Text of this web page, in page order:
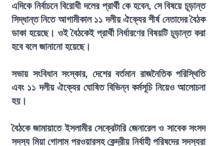
এদিকে নির্বাচনে বিরোধী দলের প্রার্থী কে হবেন, সে বিষয়ে চূড়ান্ত
সিদ্ধান্ত নিতে আগামীকাল ১১ দলীয় ঐক্যের শীর্ষ নেতাদের বৈঠক
ডাকা হয়েছে। ওই বৈঠকেই প্রার্থী নির্ধারণের বিষয়টি চূড়ান্ত করা
হবে বলে জানানো হয়েছে।
সভায় সংবিধান সংস্কার, দেশের বর্তমান রাজনৈতিক পরিস্থিতি
এবং ১১ দলীয় ঐক্যের ঘোষিত বিভিন্ন কর্মসূচি নিয়েও আলোচনা
হয়।
বৈঠকে জামায়াতে ইসলামীর সেক্রেটারি জেনারেল ও সাবেক সংসদ
সদস্য মিয়া গোলাম পরওয়ারসহ কেন্দ্রীয় নির্বাহী পরিষদের সদস্যরা